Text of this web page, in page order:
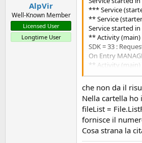
fileList =
Log("Numero di
For Each fName
If
Log("File
End If
Else
Log("La cartella
End If
End Sub
AlpVir
Well-Known Member
Licensed User
Longtime User
*** Service
** Service
Service started
** Activity
SDK = 33 :
On Entry
** Activity (main)
** Service
che non da il
Nella cartella
fileList =
fornisce il
Cosa strana la